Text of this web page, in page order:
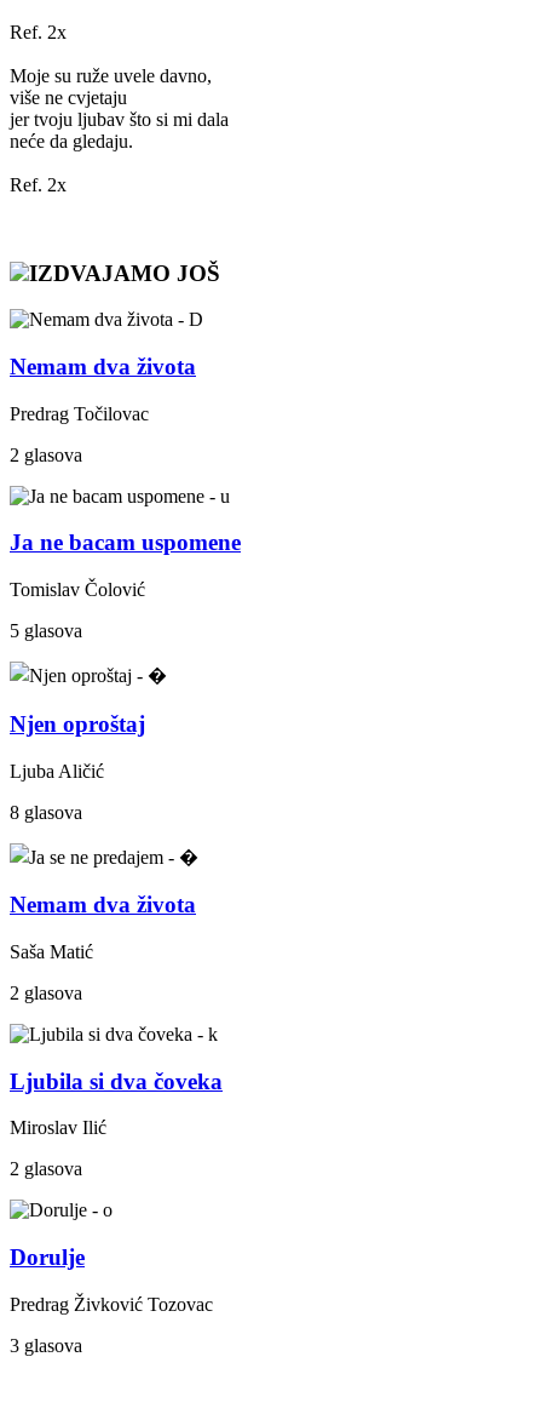
Ref. 2x
Moje su ruže uvele davno,
više ne cvjetaju
jer tvoju ljubav što si mi dala
neće da gledaju.
Ref. 2x
IZDVAJAMO JOŠ
Nemam dva života
Predrag Točilovac
2 glasova
Ja ne bacam uspomene
Tomislav Čolović
5 glasova
Njen oproštaj
Ljuba Aličić
8 glasova
Nemam dva života
Saša Matić
2 glasova
Ljubila si dva čoveka
Miroslav Ilić
2 glasova
Dorulje
Predrag Živković Tozovac
3 glasova